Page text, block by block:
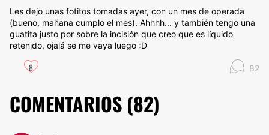
Les dejo unas fotitos tomadas ayer, con un mes de operada
(bueno, mañana cumplo el mes). Ahhhh... y también tengo una
guatita justo por sobre la incisión que creo que es líquido
retenido, ojalá se me vaya luego :D
8 82
COMENTARIOS (82)